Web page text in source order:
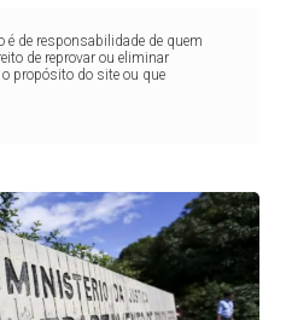
é de responsabilidade de quem
de reprovar ou eliminar
propósito do site ou que